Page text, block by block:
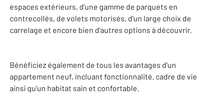
espaces extérieurs, d'une gamme de parquets en
contrecollés, de volets motorisés, d'un large choix de
carrelage et encore bien d'autres options à découvrir.
Bénéficiez également de tous les avantages d'un
appartement neuf, incluant fonctionnalité, cadre de vie
ainsi qu'un habitat sain et confortable.